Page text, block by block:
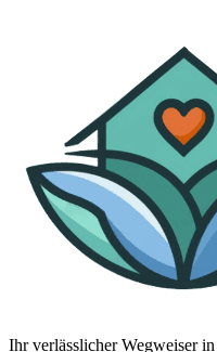
Ihr verlässlicher Wegweiser